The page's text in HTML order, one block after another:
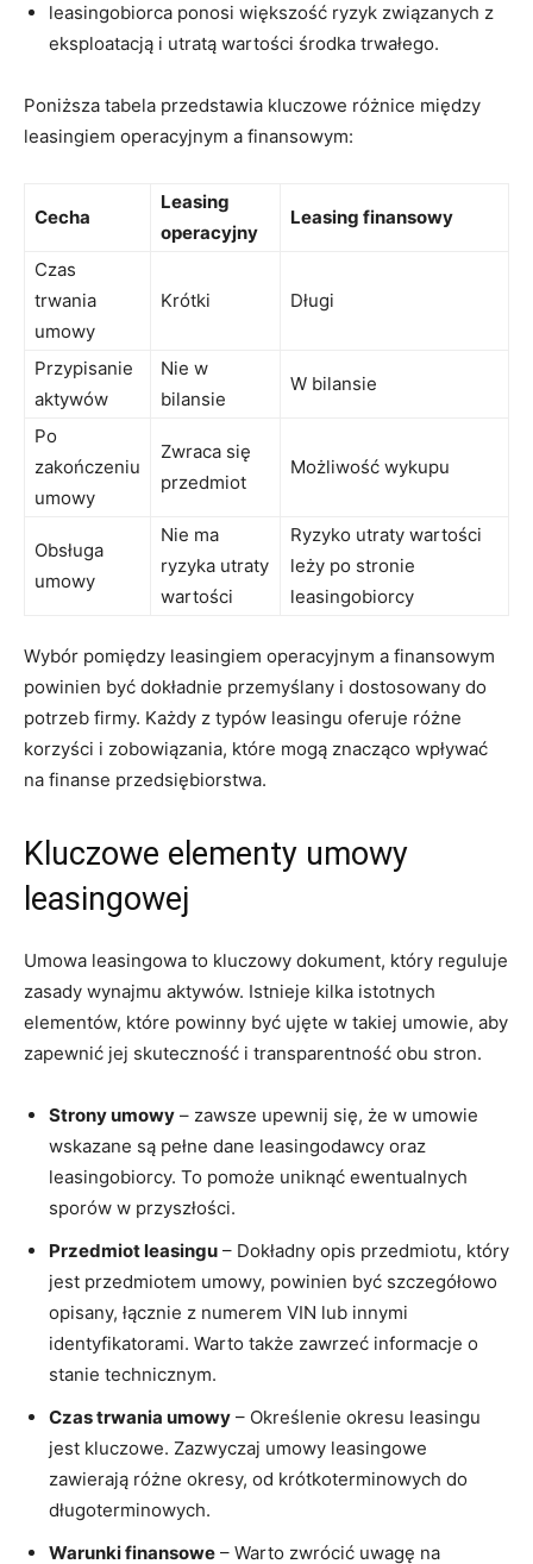
leasingobiorca ponosi większość ryzyk związanych z
eksploatacją i utratą wartości środka trwałego.
Poniższa tabela przedstawia kluczowe różnice między
leasingiem operacyjnym a finansowym:
Cecha
Leasing
operacyjny
Leasing finansowy
Czas
trwania
umowy
Krótki Długi
Przypisanie
aktywów
Nie w
bilansie
W bilansie
Po
zakończeniu
umowy
Zwraca się
przedmiot
Możliwość wykupu
Obsługa
umowy
Nie ma
ryzyka utraty
wartości
Ryzyko utraty wartości
leży po stronie
leasingobiorcy
Wybór pomiędzy leasingiem operacyjnym a finansowym
powinien być dokładnie przemyślany i dostosowany do
potrzeb firmy. Każdy z typów leasingu oferuje różne
korzyści i zobowiązania, które mogą znacząco wpływać
na finanse przedsiębiorstwa.
Kluczowe elementy umowy
leasingowej
Umowa leasingowa to kluczowy dokument, który reguluje
zasady wynajmu aktywów. Istnieje kilka istotnych
elementów, które powinny być ujęte w takiej umowie, aby
zapewnić jej skuteczność i transparentność obu stron.
Strony umowy – zawsze upewnij się, że w umowie
wskazane są pełne dane leasingodawcy oraz
leasingobiorcy. To pomoże uniknąć ewentualnych
sporów w przyszłości.
Przedmiot leasingu – Dokładny opis przedmiotu, który
jest przedmiotem umowy, powinien być szczegółowo
opisany, łącznie z numerem VIN lub innymi
identyfikatorami. Warto także zawrzeć informacje o
stanie technicznym.
Czas trwania umowy – Określenie okresu leasingu
jest kluczowe. Zazwyczaj umowy leasingowe
zawierają różne okresy, od krótkoterminowych do
długoterminowych.
Warunki finansowe – Warto zwrócić uwagę na